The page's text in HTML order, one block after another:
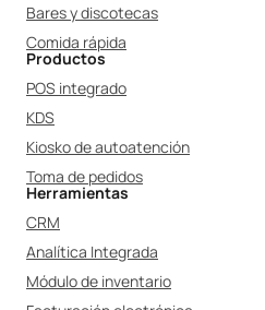
Bares y discotecas
Comida rápida
Productos
POS integrado
KDS
Kiosko de autoatención
Toma de pedidos
Herramientas
CRM
Analítica Integrada
Módulo de inventario